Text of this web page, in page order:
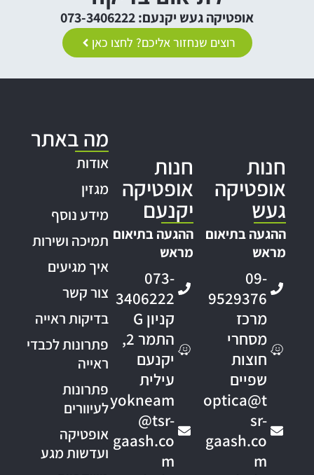
אופטיקה געש יקנעם: 073-3406222
רוצים שנחזור אליכם? לחצו כאן
חנות
אופטיקה
געש
ההגעה בתיאום
מראש
09-
9529376
מרכז
מסחרי
חוצות
שפיים
optica@t
sr-
gaash.co
m
חנות
אופטיקה
יקנעם
ההגעה בתיאום
מראש
073-
3406222
קניון G
התמר 2,
יקנעם
עילית
yokneam
@tsr-
gaash.co
m
מה באתר
אודות
מגזין
מידע נוסף
תמיכה ושירות
איך מגיעים
צור קשר
בדיקות ראייה
פתרונות לכבדי
ראייה
פתרונות
לעיוורים
אופטיקה
ועדשות מגע